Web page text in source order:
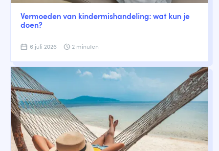
Vermoeden van kindermishandeling: wat kun je
doen?
6 juli 2026 2 minuten